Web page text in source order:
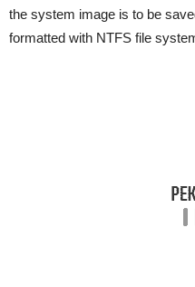
the system image is to be
formatted with NTFS file